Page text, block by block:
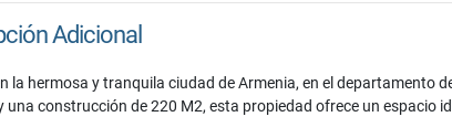
Adicional
la hermosa y tranquila ciudad de Armenia, en el departamento
una construcción de 220 M2, esta propiedad ofrece un espacio